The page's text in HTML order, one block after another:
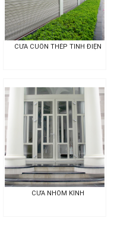
CỬA CUỐN THÉP TĨNH ĐIỆN
CỬA NHÔM KÍNH